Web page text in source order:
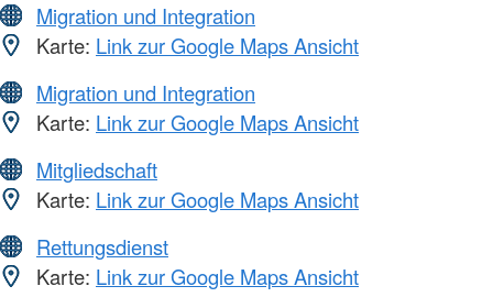
Migration und Integration
Karte: Link zur Google Maps Ansicht
Migration und Integration
Karte: Link zur Google Maps Ansicht
Mitgliedschaft
Karte: Link zur Google Maps Ansicht
Rettungsdienst
Karte: Link zur Google Maps Ansicht